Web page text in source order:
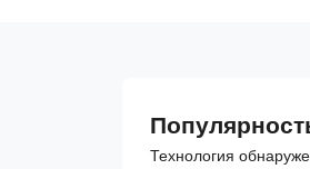
Технология